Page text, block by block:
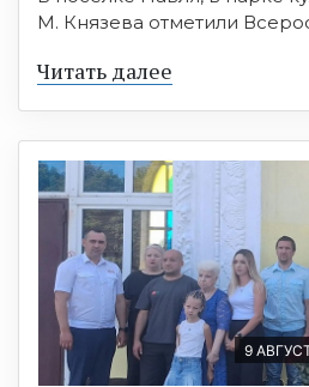
М. Князева отметили
Читать далее
9